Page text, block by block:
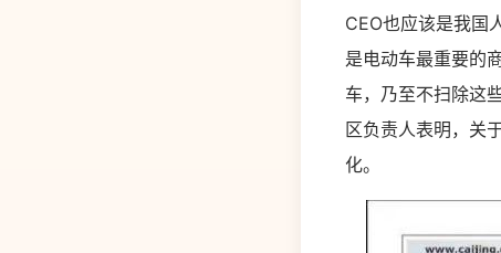
CEO也应该是我国
是电动车最重要的
车，乃至不扫除这
区负责人表明，关
化。